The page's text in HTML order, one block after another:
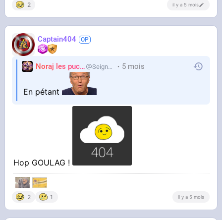
2 il y a 5 mois
Captain404
Noraj les pucix SeigneurCooler 5 mois
En pétant
Hop GOULAG !
‎‎ ‎
2 1 il y a 5 mois